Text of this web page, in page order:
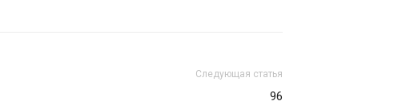
Следующая статья
96